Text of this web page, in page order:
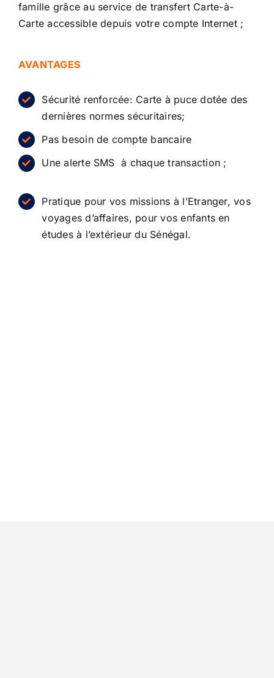
famille grâce au service de transfert Carte-à-
Carte accessible depuis votre compte Internet ;
AVANTAGES
Sécurité renforcée: Carte à puce dotée des
dernières normes sécuritaires;
Pas besoin de compte bancaire
Une alerte SMS à chaque transaction ;
Pratique pour vos missions à l’Etranger, vos
voyages d’affaires, pour vos enfants en
études à l’extérieur du Sénégal.